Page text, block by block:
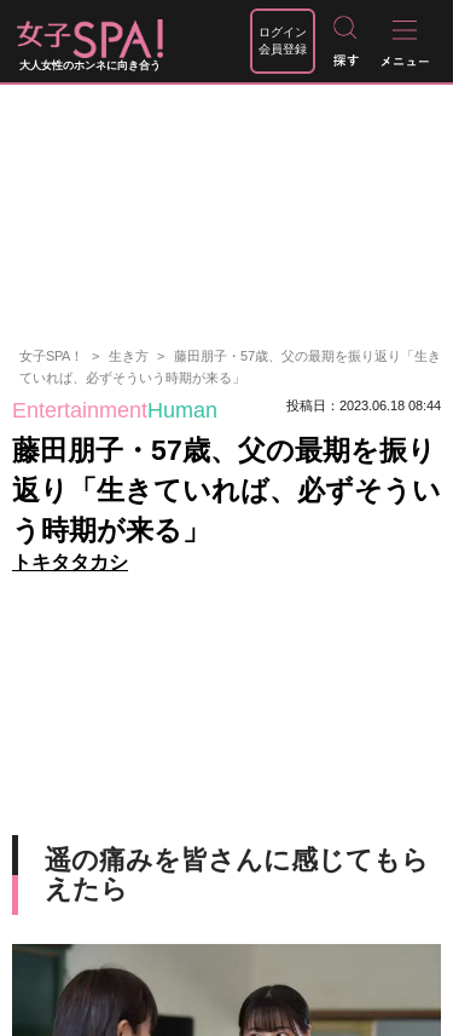
大人女性のホンネに向き合う
ログイン
会員登録
女子SPA！ 生き方
藤田朋子・57歳、父の最期を振り返り「生き
ていれば、必ずそういう時期が来る」
EntertainmentHuman 投稿日：2023.06.18 08:44
藤田朋子・57歳、父の最期を振り
返り「生きていれば、必ずそうい
う時期が来る」
トキタタカシ
遥の痛みを皆さんに感じてもら
えたら